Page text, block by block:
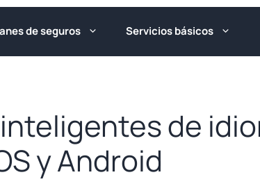
de seguros Servicios básicos
de
y Android